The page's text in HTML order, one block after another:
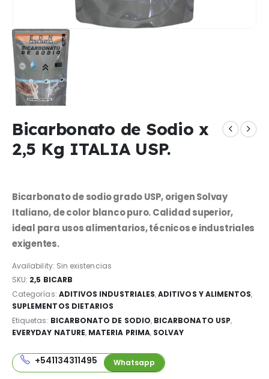
Bicarbonato de Sodio x
2,5 Kg ITALIA USP.
Bicarbonato de sodio grado USP, origen Solvay
Italiano, de color blanco puro. Calidad superior,
ideal para usos alimentarios, técnicos e industriales
exigentes.
Availability: Sin existencias
SKU: 2,5 BICARB
Categorías: ADITIVOS INDUSTRIALES,ADITIVOS Y ALIMENTOS,
SUPLEMENTOS DIETARIOS
Etiquetas: BICARBONATO DE SODIO, BICARBONATO USP,
EVERYDAY NATURE, MATERIA PRIMA, SOLVAY
+541134311495 Whatsapp